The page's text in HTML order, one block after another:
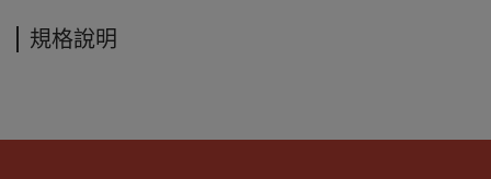
規格說明